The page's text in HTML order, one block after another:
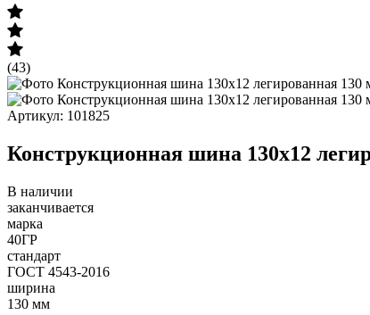
(43)
Артикул: 101825
Конструкционная шина 130х12
В наличии
заканчивается
марка
40ГР
стандарт
ГОСТ 4543-2016
ширина
130 мм